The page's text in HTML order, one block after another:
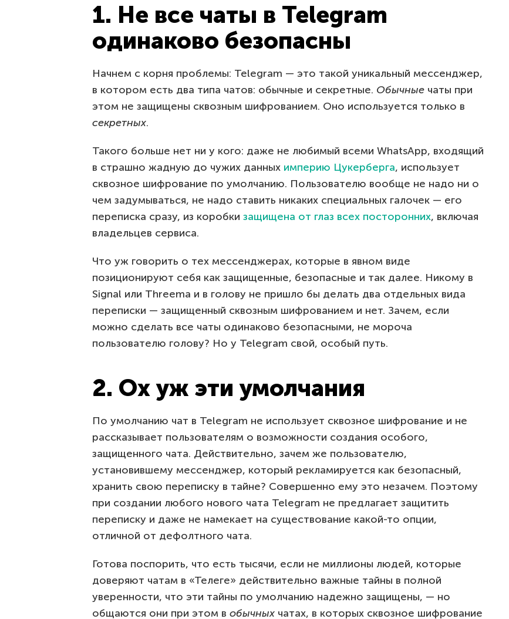
1. Не все чаты в Telegram
одинаково безопасны
Начнем с корня проблемы: Telegram — это такой уникальный мессенджер,
в котором есть два типа чатов: обычные и секретные. Обычные чаты при
этом не защищены сквозным шифрованием. Оно используется только в
секретных.
Такого больше нет ни у кого: даже не любимый всеми WhatsApp, входящий
в страшно жадную до чужих данных империю Цукерберга, использует
сквозное шифрование по умолчанию. Пользователю вообще не надо ни о
чем задумываться, не надо ставить никаких специальных галочек — его
переписка сразу, из коробки защищена от глаз всех посторонних, включая
владельцев сервиса.
Что уж говорить о тех мессенджерах, которые в явном виде
позиционируют себя как защищенные, безопасные и так далее. Никому в
Signal или Threema и в голову не пришло бы делать два отдельных вида
переписки — защищенный сквозным шифрованием и нет. Зачем, если
можно сделать все чаты одинаково безопасными, не мороча
пользователю голову? Но у Telegram свой, особый путь.
2. Ох уж эти умолчания
По умолчанию чат в Telegram не использует сквозное шифрование и не
рассказывает пользователям о возможности создания особого,
защищенного чата. Действительно, зачем же пользователю,
установившему мессенджер, который рекламируется как безопасный,
хранить свою переписку в тайне? Совершенно ему это незачем. Поэтому
при создании любого нового чата Telegram не предлагает защитить
переписку и даже не намекает на существование какой-то опции,
отличной от дефолтного чата.
Готова поспорить, что есть тысячи, если не миллионы людей, которые
доверяют чатам в «Телеге» действительно важные тайны в полной
уверенности, что эти тайны по умолчанию надежно защищены, — но
общаются они при этом в обычных чатах, в которых сквозное шифрование